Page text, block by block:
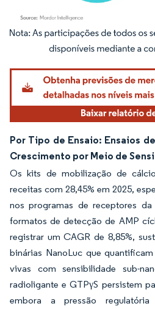
Imagem © Mordor Intelligence. O reuso
Por Tipo de Ensaio: Ensaios
Crescimento por Meio de
Os kits de mobilização de
receitas com 28,45% em 2025,
nos programas de receptores
formatos de detecção de AMP
registrar um CAGR de 8,85%,
binárias NanoLuc que
vivas com sensibilidade sub-
radioligante e GTPγS persistem
embora a pressão